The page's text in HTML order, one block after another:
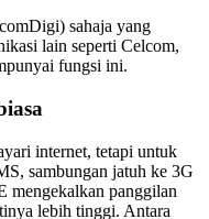
sahaja yang
lain seperti Celcom,
fungsi ini.
internet, tetapi untuk
sambungan jatuh ke 3G
mengekalkan panggilan
lebih tinggi. Antara